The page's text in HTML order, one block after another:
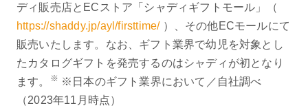
ディ販売店とECストア「シャディギフトモール」（
https://shaddy.jp/ayl/firsttime/）、その他ECモールにて
販売いたします。なお、ギフト業界で幼児を対象とし
たカタログギフトを発売するのはシャディが初となり
ます。
※ ※日本のギフト業界において／自社調べ
（2023年11月時点）